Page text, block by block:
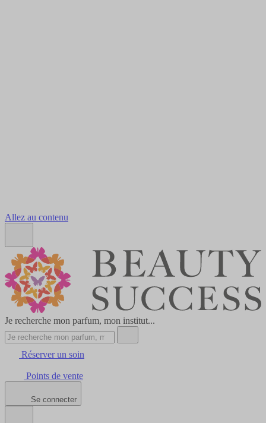
Allez au contenu
Je recherche mon parfum, mon institut...
Réserver un soin
Points de vente
Se connecter